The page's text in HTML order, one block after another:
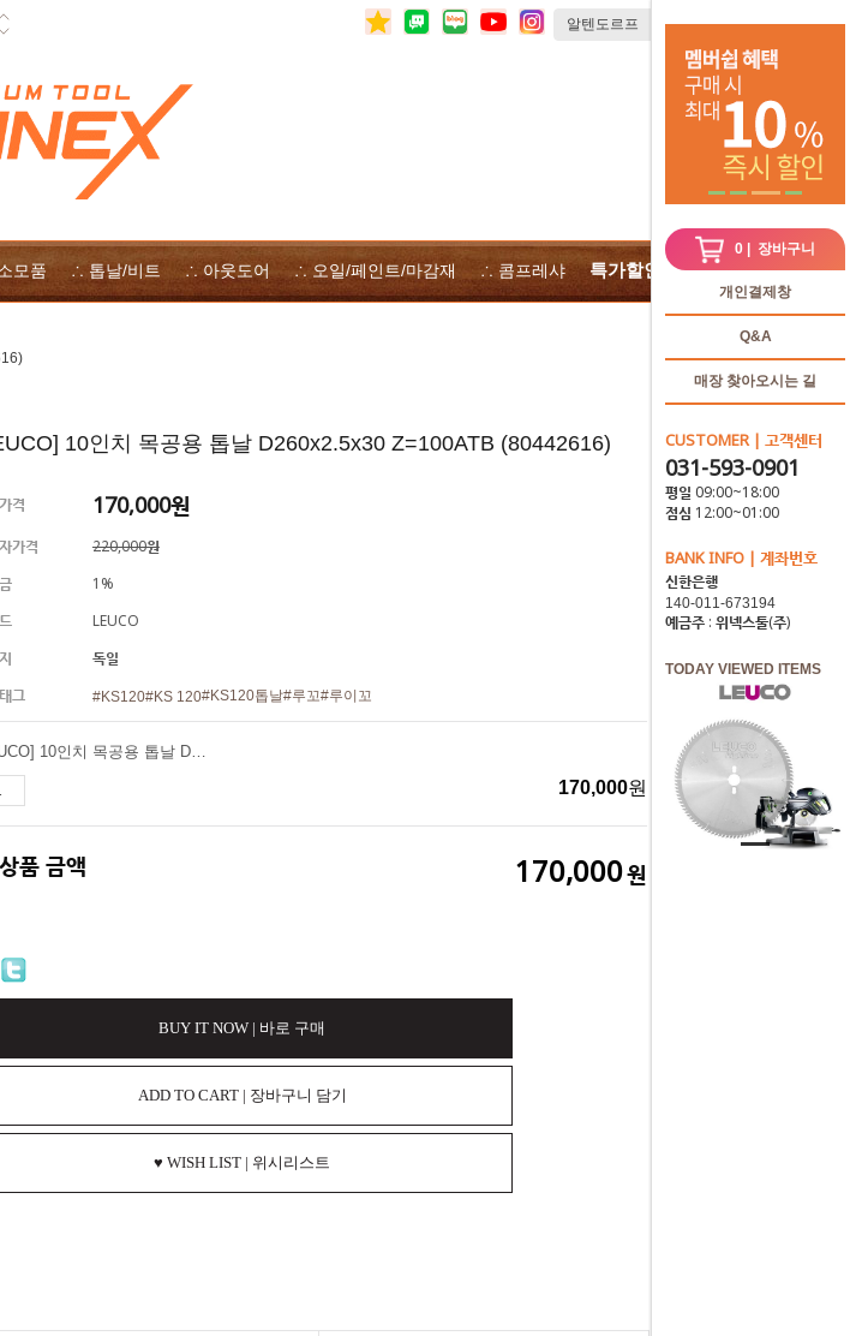
모품 ∴ 톱날/비트 ∴ 아웃도어 ∴ 오일/페인트/마감재 ∴ 콤프레샤 특가할인 ∴전체상품
0 | 장바구니
개인결제창
Q&A
매장 찾아오시는 길
CUSTOMER | 고객센터
031-593-0901
평일 09:00~18:00
점심 12:00~01:00
BANK INFO | 계좌번호
신한은행
예금주 : 위넥스툴(주)
TODAY VIEWED ITEMS
10인치 목공용 톱날 D260x2.5x30 Z=100ATB (80442616)
격 170,000원
가격
220,000원
1%
LEUCO
독일
그
#KS120#KS 120#KS120톱날#루꼬#루이꼬
[LEUCO] 10인치 목공용 톱날 D260x2.5x30 Z=100ATB (80442616)
170,000원
품 금액 170,000원
BUY IT NOW | 바로 구매
ADD TO CART | 장바구니 담기
♥ WISH LIST | 위시리스트